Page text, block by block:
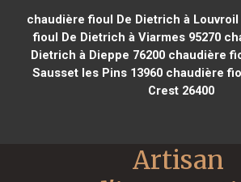
chaudière fioul De Dietrich à Louvroil
fioul De Dietrich à Viarmes 95270
Dietrich à Dieppe 76200chaudière
Sausset les Pins 13960 chaudière
Crest 26400
Artisan